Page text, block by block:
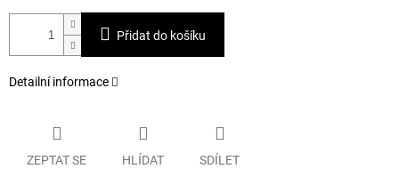
Přidat do košíku
Detailní informace
ZEPTAT SE HLÍDAT SDÍLET